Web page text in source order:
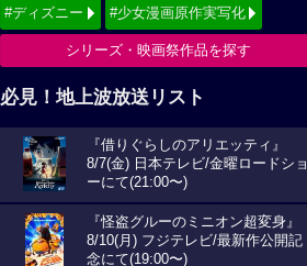
#ディズニー #少女漫画原作実写化
シリーズ・映画祭作品を探す
必見！地上波放送リスト
『借りぐらしのアリエッティ』
8/7(金) 日本テレビ/金曜ロードショ
ーにて(21:00〜)
『怪盗グルーのミニオン超変身』
8/10(月) フジテレビ/最新作公開記
念にて(19:00〜)